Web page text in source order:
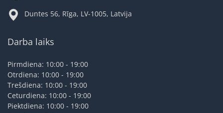
Duntes 56, Rīga, LV-1005, Latvija
Darba laiks
Pirmdiena: 10:00 - 19:00
Otrdiena: 10:00 - 19:00
Trešdiena: 10:00 - 19:00
Ceturdiena: 10:00 - 19:00
Piektdiena: 10:00 - 19:00